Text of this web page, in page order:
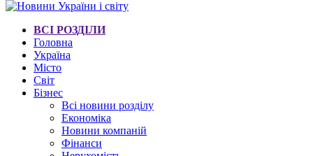
ВСІ РОЗДІЛИ
Головна
Україна
Місто
Світ
Бізнес
Всі новини розділу
Економіка
Новини компаній
Фінанси